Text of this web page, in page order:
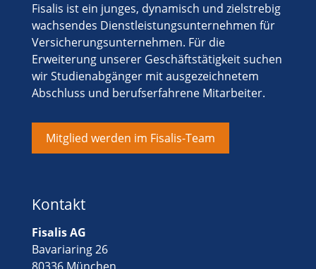
Fisalis ist ein junges, dynamisch und zielstrebig
wachsendes Dienstleistungsunternehmen für
Versicherungsunternehmen. Für die
Erweiterung unserer Geschäftstätigkeit suchen
wir Studienabgänger mit ausgezeichnetem
Abschluss und berufserfahrene Mitarbeiter.
Mitglied werden im Fisalis-Team
Kontakt
Fisalis AG
Bavariaring 26